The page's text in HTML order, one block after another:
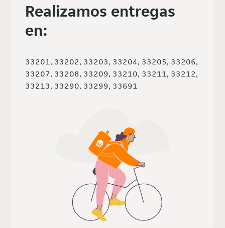
Realizamos entregas
en:
33201, 33202, 33203, 33204, 33205, 33206,
33207, 33208, 33209, 33210, 33211, 33212,
33213, 33290, 33299, 33691